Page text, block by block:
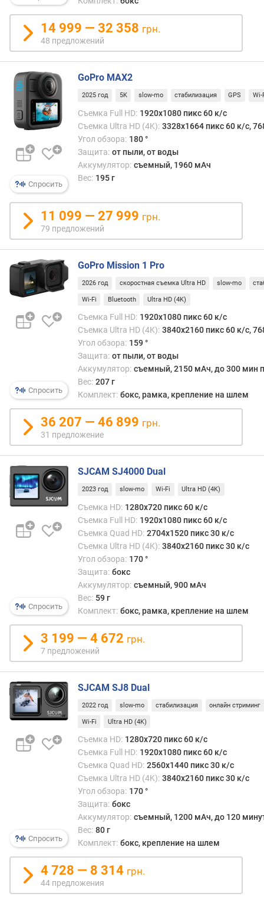
(
1
0
8
0
)
с
ъ
е
к
u
a
d
H
D
с
ъ
е
к
а
a
H
D
(
4
K
с
ъ
м
к
4
K
з
а
м
е
д
л
е
н
н
а
(
s
l
o
14 999 — 32 358 грн.
48 предложений
Спросить
GoPro MAX2
2025 год 5K slow-mo стабилизация GPS Wi-
Съемка Full HD: 1920x1080 пикс 60 к/с
Съемка Ultra HD (4K): 3328x1664 пикс 60 к/с,
Угол обзора: 180 °
Защита: от пыли, от воды
Аккумулятор: съемный, 1960 мАч
Вес: 195 г
11 099 — 27 999 грн.
79 предложений
Спросить
GoPro Mission 1 Pro
2026 год скоростная съемка Ultra HD slow-mo
Wi-Fi Bluetooth Ultra HD (4K)
Съемка Full HD: 1920x1080 пикс 60 к/с
Съемка Ultra HD (4K): 3840x2160 пикс 60 к/с,
Угол обзора: 159 °
Защита: от пыли, от воды
Аккумулятор: съемный, 2150 мАч, до 300 мин
Вес: 207 г
Комплект: бокс, рамка, крепление на шлем
36 207 — 46 899 грн.
31 предложение
Спросить
SJCAM SJ4000 Dual
2023 год slow-mo Wi-Fi Ultra HD (4K)
Съемка HD: 1280x720 пикс 60 к/с
Съемка Full HD: 1920x1080 пикс 60 к/с
Съемка Quad HD: 2704x1520 пикс 30 к/с
Съемка Ultra HD (4K): 3840x2160 пикс 30 к/с
Угол обзора: 170 °
Защита: бокс
Аккумулятор: съемный, 900 мАч
Вес: 59 г
Комплект: бокс, рамка, крепление на шлем
3 199 — 4 672 грн.
7 предложений
Спросить
SJCAM SJ8 Dual
2022 год slow-mo стабилизация онлайн стриминг
Wi-Fi Ultra HD (4K)
Съемка HD: 1280x720 пикс 60 к/с
Съемка Full HD: 1920x1080 пикс 60 к/с
Съемка Quad HD: 2560x1440 пикс 30 к/с
Съемка Ultra HD (4K): 3840x2160 пикс 30 к/с
Угол обзора: 170 °
Защита: бокс
Аккумулятор: съемный, 1200 мАч, до 120
Вес: 80 г
Комплект: бокс, крепление на шлем
4 728 — 8 314 грн.
44 предложения